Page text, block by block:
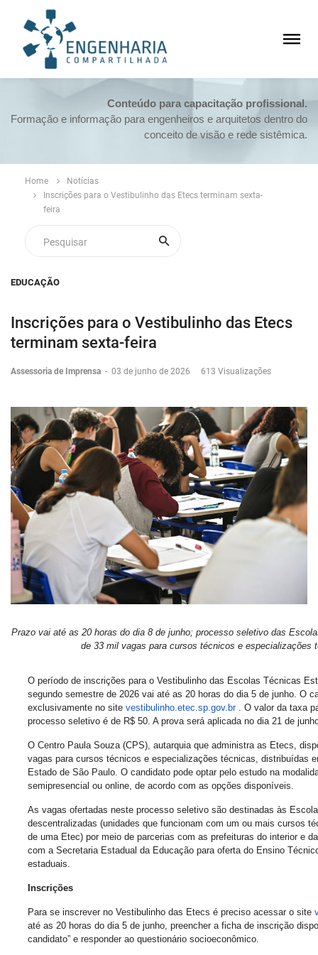
Conteúdo para capacitação profissional.
Formação e informação para engenheiros e arquitetos dentro do
conceito de visão e rede sistêmica.
Home
Notícias
Inscrições para o Vestibulinho das Etecs terminam sexta-
feira
EDUCAÇÃO
Inscrições para o Vestibulinho das Etecs
terminam sexta-feira
Assessoria de Imprensa - 03 de junho de 2026 613 Visualizações
Prazo vai até as 20 horas do dia 8 de junho; processo seletivo das
de 33 mil vagas para cursos técnicos e especializações
O período de inscrições para o Vestibulinho das Escolas Técnicas
segundo semestre de 2026 vai até as 20 horas do dia 5 de junho. O
exclusivamente no site vestibulinho.etec.sp.gov.br. O valor da taxa
processo seletivo é de R$ 50. A prova será aplicada no dia 21 de
O Centro Paula Souza (CPS), autarquia que administra as Etecs,
vagas para cursos técnicos e especializações técnicas, distribuídas
Estado de São Paulo. O candidato pode optar pelo estudo na
semipresencial ou online, de acordo com as opções disponíveis.
As vagas ofertadas neste processo seletivo são destinadas às
descentralizadas (unidades que funcionam com um ou mais cursos
de uma Etec) por meio de parcerias com as prefeituras do interior e
com a Secretaria Estadual da Educação para oferta do Ensino
estaduais.
Inscrições
Para se inscrever no Vestibulinho das Etecs é preciso acessar o site
até as 20 horas do dia 5 de junho, preencher a ficha de inscrição
candidato” e responder ao questionário socioeconômico.